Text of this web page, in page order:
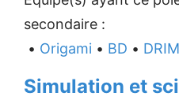
secondaire :
• Origami • BD • DRIM
Simulation et